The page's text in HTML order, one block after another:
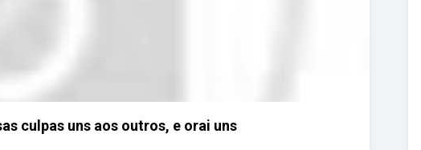
culpas uns aos outros, e orai uns